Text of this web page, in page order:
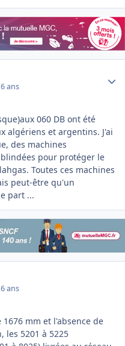
ans
060 DB ont été
algériens et argentins. J'ai
des machines
pour protéger le
Toutes ces machines
peut-être qu'un
part ...
ans
mm et l'absence de
les 5201 à 5225